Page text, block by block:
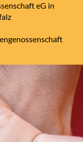
eG in